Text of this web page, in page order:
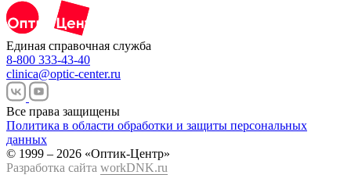
Единая справочная служба
8-800 333-43-40
clinica@optic-center.ru
Все права защищены
Политика в области обработки и защиты персональных
данных
© 1999 – 2026 «Оптик-Центр»
Разработка сайта workDNK.ru